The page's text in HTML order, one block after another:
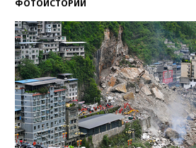
ФОТОИСТОРИИ